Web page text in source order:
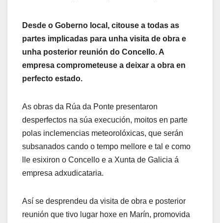
Desde o Goberno local, citouse a todas as
partes implicadas para unha visita de obra e
unha posterior reunión do Concello. A
empresa comprometeuse a deixar a obra en
perfecto estado.
As obras da Rúa da Ponte presentaron
desperfectos na súa execución, moitos en parte
polas inclemencias meteorolóxicas, que serán
subsanados cando o tempo mellore e tal e como
lle esixiron o Concello e a Xunta de Galicia á
empresa adxudicataria.
Así se desprendeu da visita de obra e posterior
reunión que tivo lugar hoxe en Marín, promovida